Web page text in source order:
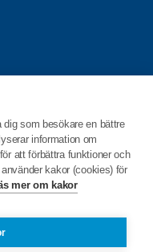
som besökare en bättre
information om
att förbättra funktioner och
kakor (cookies) för
mer om kakor